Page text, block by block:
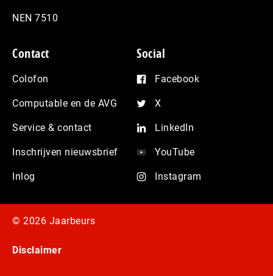
NEN 7510
Contact
Colofon
Computable en de AVG
Service & contact
Inschrijven nieuwsbrief
Inlog
Social
Facebook
X
LinkedIn
YouTube
Instagram
© 2026 Jaarbeurs
Disclaimer